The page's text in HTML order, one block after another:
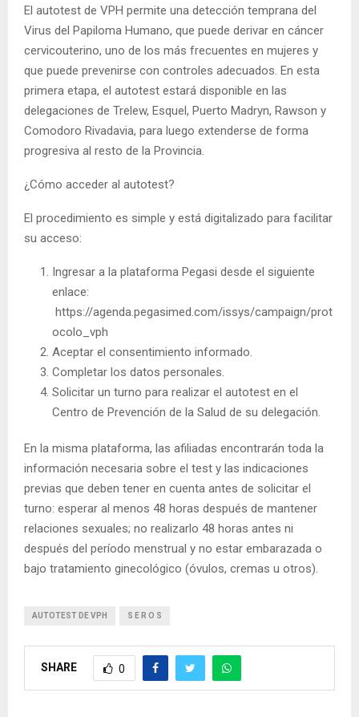
El autotest de VPH permite una detección temprana del
Virus del Papiloma Humano, que puede derivar en cáncer
cervicouterino, uno de los más frecuentes en mujeres y
que puede prevenirse con controles adecuados. En esta
primera etapa, el autotest estará disponible en las
delegaciones de Trelew, Esquel, Puerto Madryn, Rawson y
Comodoro Rivadavia, para luego extenderse de forma
progresiva al resto de la Provincia.
¿Cómo acceder al autotest?
El procedimiento es simple y está digitalizado para facilitar
su acceso:
Ingresar a la plataforma Pegasi desde el siguiente
enlace:
https://agenda.pegasimed.com/issys/campaign/prot
ocolo_vph
Aceptar el consentimiento informado.
Completar los datos personales.
Solicitar un turno para realizar el autotest en el
Centro de Prevención de la Salud de su delegación.
En la misma plataforma, las afiliadas encontrarán toda la
información necesaria sobre el test y las indicaciones
previas que deben tener en cuenta antes de solicitar el
turno: esperar al menos 48 horas después de mantener
relaciones sexuales; no realizarlo 48 horas antes ni
después del período menstrual y no estar embarazada o
bajo tratamiento ginecológico (óvulos, cremas u otros).
AUTOTEST DE VPH S E R O S
SHARE 0